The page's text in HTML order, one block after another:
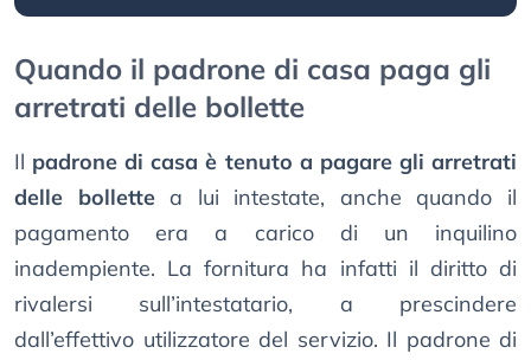
Quando il padrone di casa paga gli
arretrati delle bollette
Il padrone di casa è tenuto a pagare gli arretrati
delle bollettea lui intestate, anche quando il
pagamento era a carico di un inquilino
inadempiente. La fornitura ha infatti il diritto di
rivalersi sull’intestatario, a prescindere
dall’effettivo utilizzatore del servizio. Il padrone di